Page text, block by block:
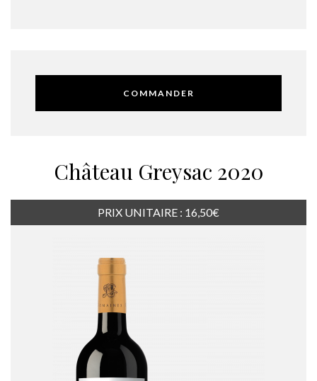
COMMANDER
Château Greysac 2020
PRIX UNITAIRE : 16,50€